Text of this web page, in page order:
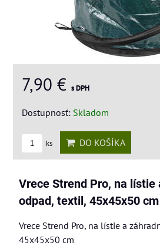
7,90 € s DPH
Dostupnosť: Skladom
ks DO KOŠÍKA
Vrece Strend Pro, na lístie
odpad, textil, 45x45x50 cm
Vrece Strend Pro, na lístie a
45x45x50 cm